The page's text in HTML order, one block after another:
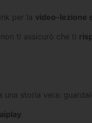
per la video-lezione
ti assicurò che ti
una storia vera:
.